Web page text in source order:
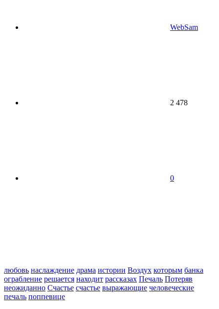
WebSam
2 478
0
любовь наслаждение драма истории Воздух которым банка
ограбление решается находит рассказах Печаль Потеряв
неожиданно Счастье счастье выражающие человеческие
печаль поппевице